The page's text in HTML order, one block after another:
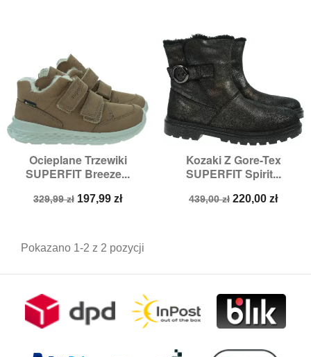
Ocieplane Trzewiki
SUPERFIT Breeze...
Cena
329,99 zł Cena
197,99 zł
Kozaki Z Gore-Tex
SUPERFIT Spirit...
Cena
439,00 zł Cena
220,00 zł
Pokazano 1-2 z 2 pozycji